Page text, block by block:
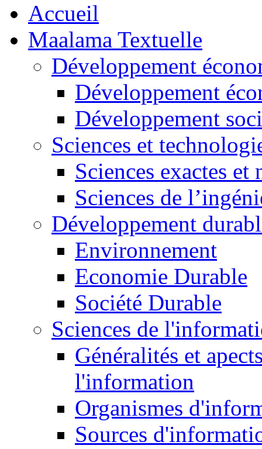
Accueil
Maalama Textuelle
Développement
Développement
Développement
Sciences et
Sciences exactes et
Sciences de
Développement
Environnement
Economie Durable
Société Durable
Sciences de
Généralités et
l'information
Organismes
Sources